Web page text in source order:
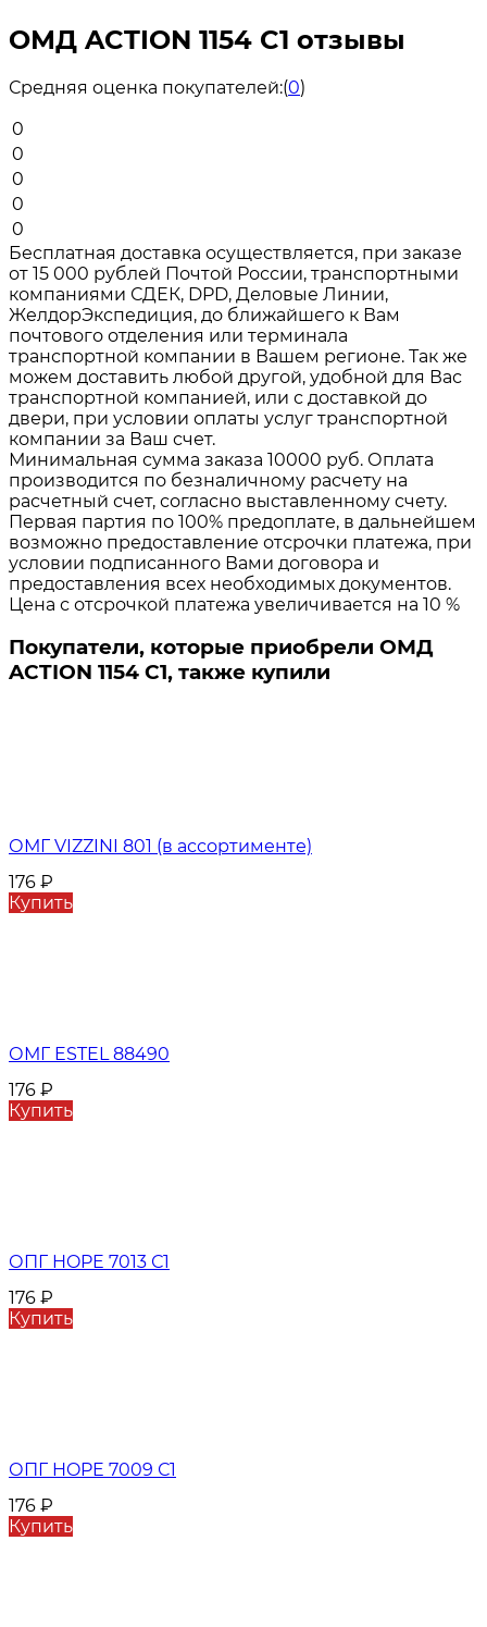
ОМД ACTION 1154 C1 отзывы
Средняя оценка покупателей:(0)
0
0
0
0
0
Бесплатная доставка осуществляется, при заказе
от 15 000 рублей Почтой России, транспортными
компаниями СДЕК, DPD, Деловые Линии,
ЖелдорЭкспедиция, до ближайшего к Вам
почтового отделения или терминала
транспортной компании в Вашем регионе. Так же
можем доставить любой другой, удобной для Вас
транспортной компанией, или с доставкой до
двери, при условии оплаты услуг транспортной
компании за Ваш счет.
Минимальная сумма заказа 10000 руб. Оплата
производится по безналичному расчету на
расчетный счет, согласно выставленному счету.
Первая партия по 100% предоплате, в дальнейшем
возможно предоставление отсрочки платежа, при
условии подписанного Вами договора и
предоставления всех необходимых документов.
Цена с отсрочкой платежа увеличивается на 10 %
Покупатели, которые приобрели ОМД
ACTION 1154 C1, также купили
ОМГ VIZZINI 801 (в ассортименте)
176 ₽
Купить
ОМГ ESTEL 88490
176 ₽
Купить
ОПГ HOPE 7013 С1
176 ₽
Купить
ОПГ HOPE 7009 С1
176 ₽
Купить